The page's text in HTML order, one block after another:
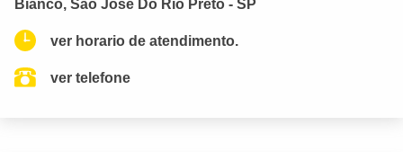
Bianco, São José Do Rio Preto - SP
ver horario de atendimento.
ver telefone